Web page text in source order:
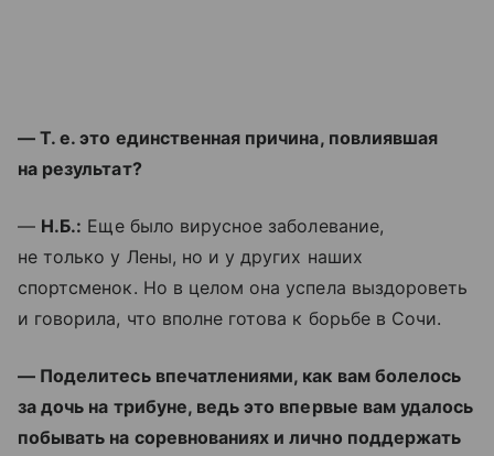
— Т. е. это единственная причина, повлиявшая
на результат?
— Н.Б.: Еще было вирусное заболевание,
не только у Лены, но и у других наших
спортсменок. Но в целом она успела выздороветь
и говорила, что вполне готова к борьбе в Сочи.
— Поделитесь впечатлениями, как вам болелось
за дочь на трибуне, ведь это впервые вам удалось
побывать на соревнованиях и лично поддержать